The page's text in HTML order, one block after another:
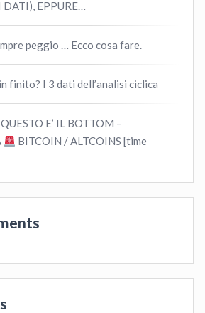
DATI), EPPURE…
peggio … Ecco cosa fare.
finito? I 3 dati dell’analisi ciclica
E’ IL BOTTOM –
BITCOIN / ALTCOINS [time